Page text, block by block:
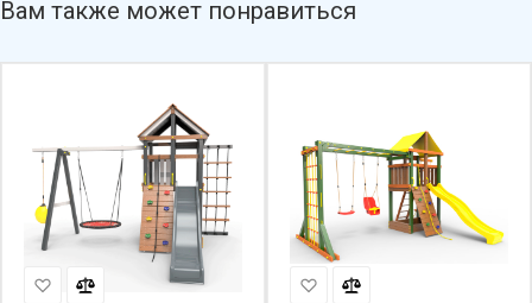
Вам также может понравиться